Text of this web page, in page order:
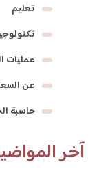
تعليم
عمليات
عن
حاسبة
آخر